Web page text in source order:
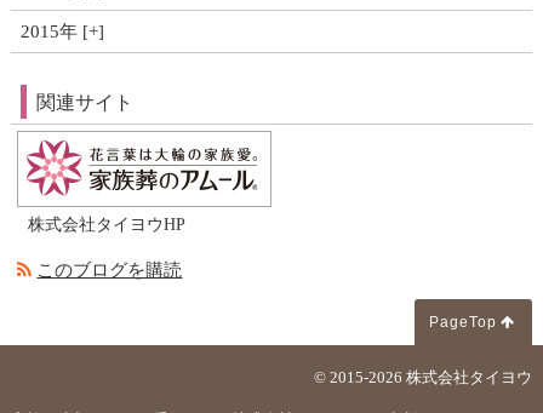
2015年
関連サイト
株式会社タイヨウHP
このブログを購読
PageTop
© 2015-2026株式会社タイヨウ